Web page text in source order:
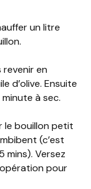
un litre
revenir en
d’olive. Ensuite
à sec.
le bouillon petit
(c’est
mins). Versez
pour